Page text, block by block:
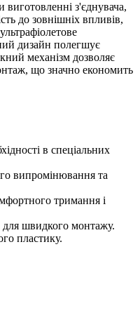
виготовленні з'єднувача,
до зовнішніх впливів,
дизайн полегшує
механізм дозволяє
що значно економить
в спеціальних
випромінювання та
тримання і
швидкого монтажу.
пластику.